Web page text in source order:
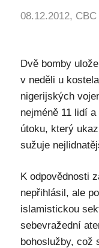
08.12.2012, CBC
Dvě bomby
v neděli u
nigerijských
nejméně 11 lidí
útoku, který
sužuje
K odpovědnosti
nepřihlásil, ale
islamistickou
sebevražední
bohoslužby, což